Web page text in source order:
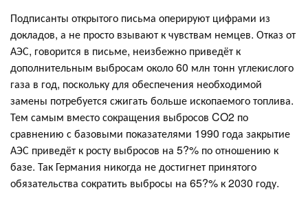
Подписанты открытого письма оперируют цифрами из
докладов, а не просто взывают к чувствам немцев. Отказ от
АЭС, говорится в письме, неизбежно приведёт к
дополнительным выбросам около 60 млн тонн углекислого
газа в год, поскольку для обеспечения необходимой
замены потребуется сжигать больше ископаемого топлива.
Тем самым вместо сокращения выбросов CO2 по
сравнению с базовыми показателями 1990 года закрытие
АЭС приведёт к росту выбросов на 5?% по отношению к
базе. Так Германия никогда не достигнет принятого
обязательства сократить выбросы на 65?% к 2030 году.